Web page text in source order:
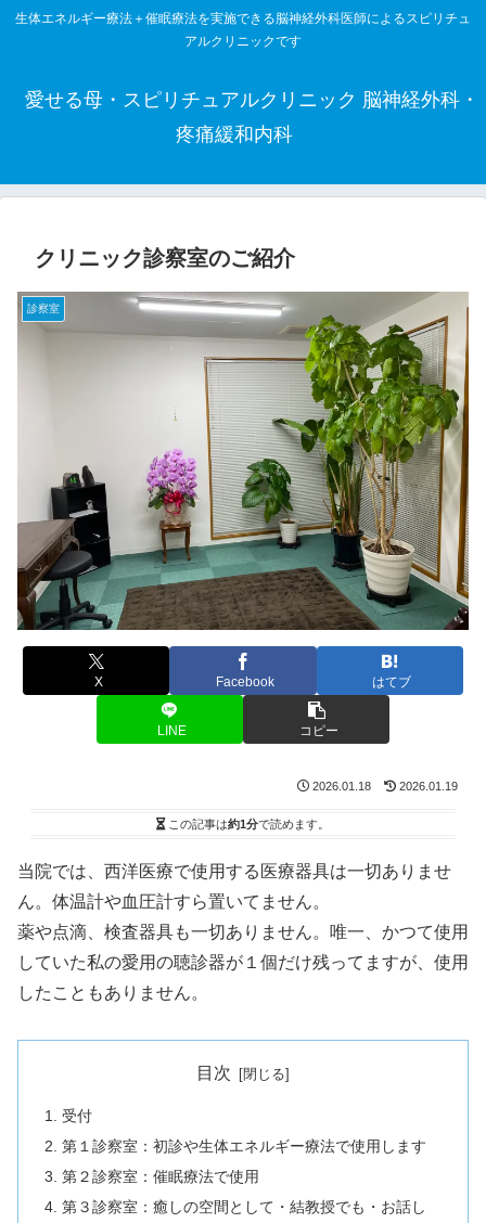
生体エネルギー療法＋催眠療法を実施できる脳神経外科医師によるスピリチュ
アルクリニックです
愛せる母・スピリチュアルクリニック 脳神経外科・
疼痛緩和内科
クリニック診察室のご紹介
診察室
X Facebook はてブ
LINE コピー
2026.01.18 2026.01.19
この記事は約1分で読めます。
当院では、西洋医療で使用する医療器具は一切ありませ
ん。体温計や血圧計すら置いてません。
薬や点滴、検査器具も一切ありません。唯一、かつて使用
していた私の愛用の聴診器が１個だけ残ってますが、使用
したこともありません。
目次
受付
第１診察室：初診や生体エネルギー療法で使用します
第２診察室：催眠療法で使用
第３診察室：癒しの空間として・結教授でも・お話し